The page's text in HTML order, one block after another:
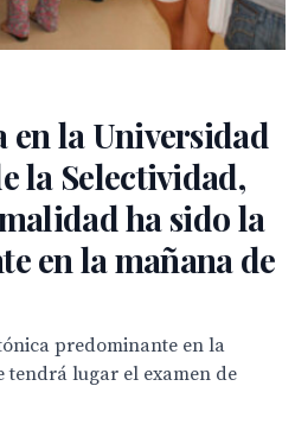
en la Universidad
la Selectividad,
ha sido la
en la mañana de
predominante en la
tendrá lugar el examen de